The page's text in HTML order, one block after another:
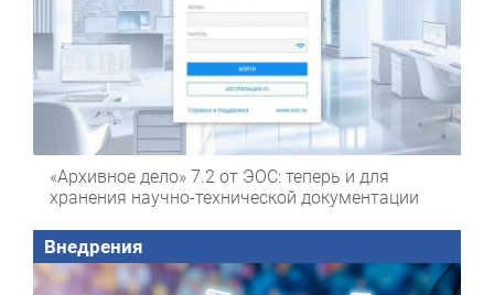
«Архивное дело» 7.2 от ЭОС: теперь и для
хранения научно-технической документации
Внедрения